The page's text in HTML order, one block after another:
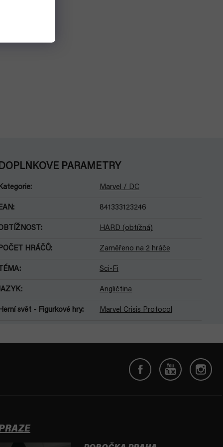
PARAMETRY
: Marvel / DC
: 841333123246
: HARD (obtížná)
HRÁČŮ: Zaměřeno na 2 hráče
: Sci-Fi
: Angličtina
svět - Figurkové hry: Marvel Crisis Protocol